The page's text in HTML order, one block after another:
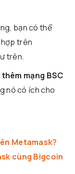
bạn có thể
trên
trên.
thêm mạng BSC
nó có ích cho
Metamask?
cùng Bigcoin